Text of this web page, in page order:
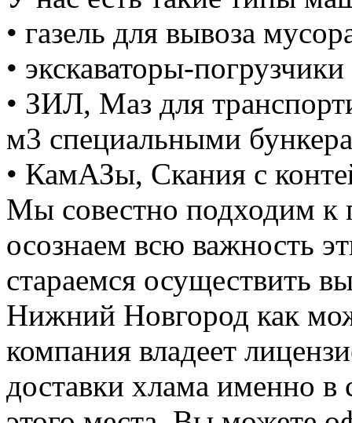
• газель для вывоза
• экскаваторы-
• ЗИЛ, Маз для
м3 специальными
• КамАЗы, Скания с
Мы совестно подходим к
осознаем всю важность
стараемся осуществить
Нижний Новгород как
компания владеет
доставки хлама именно в